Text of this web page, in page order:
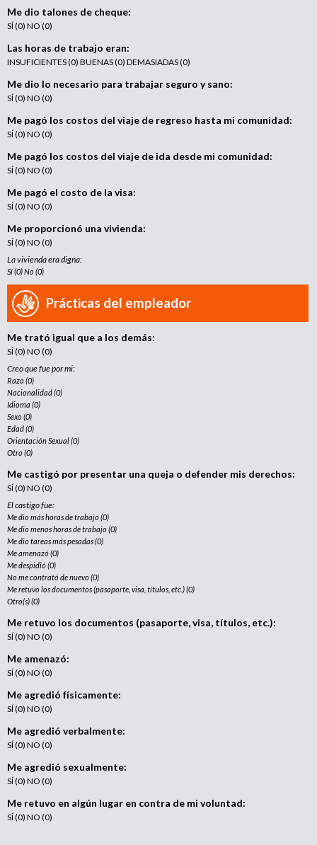
Me dio talones de cheque:
SÍ (0) NO (0)
Las horas de trabajo eran:
INSUFICIENTES (0) BUENAS (0) DEMASIADAS (0)
Me dio lo necesario para trabajar seguro y sano:
SÍ (0) NO (0)
Me pagó los costos del viaje de regreso hasta mi comunidad:
SÍ (0) NO (0)
Me pagó los costos del viaje de ida desde mi comunidad:
SÍ (0) NO (0)
Me pagó el costo de la visa:
SÍ (0) NO (0)
Me proporcionó una vivienda:
SÍ (0) NO (0)
La vivienda era digna:
Sí (0) No (0)
Prácticas del empleador
Me trató igual que a los demás:
SÍ (0) NO (0)
Creo que fue por mi:
Raza (0)
Nacionalidad (0)
Idioma (0)
Sexo (0)
Edad (0)
Orientación Sexual (0)
Otro (0)
Me castigó por presentar una queja o defender mis derechos:
SÍ (0) NO (0)
El castigo fue:
Me dio más horas de trabajo (0)
Me dio menos horas de trabajo (0)
Me dio tareas más pesadas (0)
Me amenazó (0)
Me despidió (0)
No me contrató de nuevo (0)
Me retuvo los documentos (pasaporte, visa, títulos, etc.) (0)
Otro(s) (0)
Me retuvo los documentos (pasaporte, visa, títulos, etc.):
SÍ (0) NO (0)
Me amenazó:
SÍ (0) NO (0)
Me agredió físicamente:
SÍ (0) NO (0)
Me agredió verbalmente:
SÍ (0) NO (0)
Me agredió sexualmente:
SÍ (0) NO (0)
Me retuvo en algún lugar en contra de mi voluntad:
SÍ (0) NO (0)